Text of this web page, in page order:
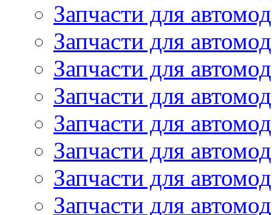
Запчасти для
Запчасти для
Запчасти для
Запчасти для
Запчасти для
Запчасти для
Запчасти для
Запчасти для